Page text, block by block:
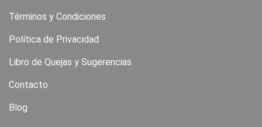
Términos y Condiciones
Política de Privacidad
Libro de Quejas y Sugerencias
Contacto
Blog